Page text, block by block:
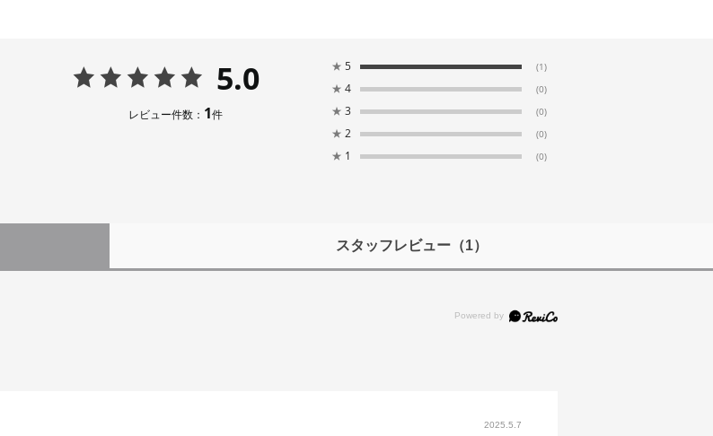
5.0
レビュー件数： 1件
★ 5 (1)
★ 4 (0)
★ 3 (0)
★ 2 (0)
★ 1 (0)
スタッフレビュー（1）
2025.5.7